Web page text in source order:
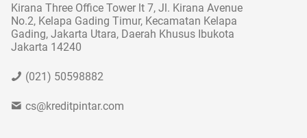
Kirana Three Office Tower lt 7, Jl. Kirana Avenue
No.2, Kelapa Gading Timur, Kecamatan Kelapa
Gading, Jakarta Utara, Daerah Khusus Ibukota
Jakarta 14240
(021) 50598882
cs@kreditpintar.com